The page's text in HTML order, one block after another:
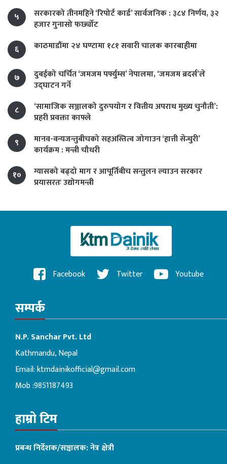
५
सरकारको तीनमहिने ‘रिपोर्ट कार्ड’ सार्वजनिक : ३८४ निर्णय, ३२
हजार गुनासो फर्छ्योट
६
काठमाडौंमा २४ घण्टामा १८१ सवारी चालक कारबाहीमा
७
दुबईको चर्चित ‘जमजम पर्फ्युम्स’ नेपालमा, ‘जमजम ब्रदर्स’ले
उद्घाटन गर्ने
८
‘सामाजिक सञ्जालको दुरुपयोग र वित्तीय अपराध मुख्य चुनौती’:
प्रहरी प्रवक्ता काफ्ले
९
मानव-वन्यजन्तुबीचको सहअस्तित्व जोगाउन ‘हात्ती सेन्चुरी’
कार्यक्रम : मन्त्री चौधरी
१०
ग्यासको बढ्दो माग र आपूर्तिबीच सन्तुलन ल्याउन सरकार
प्रयासरतः उद्योगमन्त्री
Facebook Twitter Youtube
सम्पर्क
N.P. Sanchar Pvt. Ltd
Kathmandu, Nepal
Email:ktmdainikofficial@gmail.com
Mob :9851187493
हाम्रो टिम
प्रबन्ध निर्देशक/सञ्चालक: नेत्र क्षेत्री